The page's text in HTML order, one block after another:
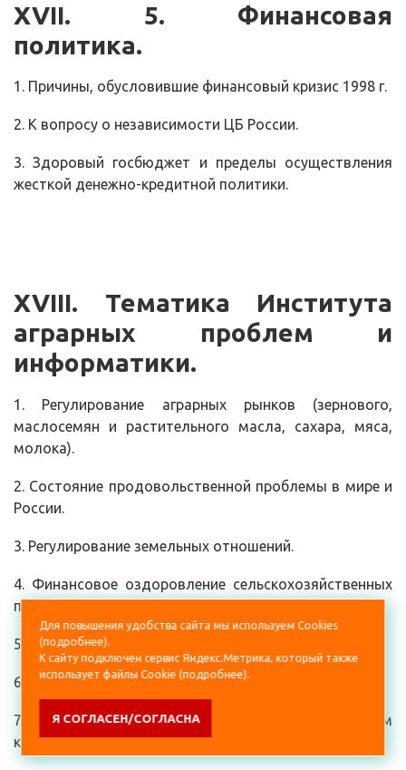
XVII. 5. Финансовая
политика.
1. Причины, обусловившие финансовый кризис 1998 г.
2. К вопросу о независимости ЦБ России.
3. Здоровый госбюджет и пределы осуществления
жесткой денежно-кредитной политики.
XVIII. Тематика Института
аграрных проблем и
информатики.
1. Регулирование аграрных рынков (зернового,
маслосемян и растительного масла, сахара, мяса,
молока).
2. Состояние продовольственной проблемы в мире и
России.
3. Регулирование земельных отношений.
4. Финансовое оздоровление сельскохозяйственных
предприятий.
5. Аграрные аспекты присоединения стран СНГ к ВТО.
6. Социальные процессы в сельской местности.
7. Инновационные проекты в агропромышленном
комплексе.
Для повышения удобства сайта мы используем Cookies
(подробнее).
К сайту подключен сервис Яндекс.Метрика, который также
использует файлы Cookie (подробнее).
Я СОГЛАСЕН/СОГЛАСНА